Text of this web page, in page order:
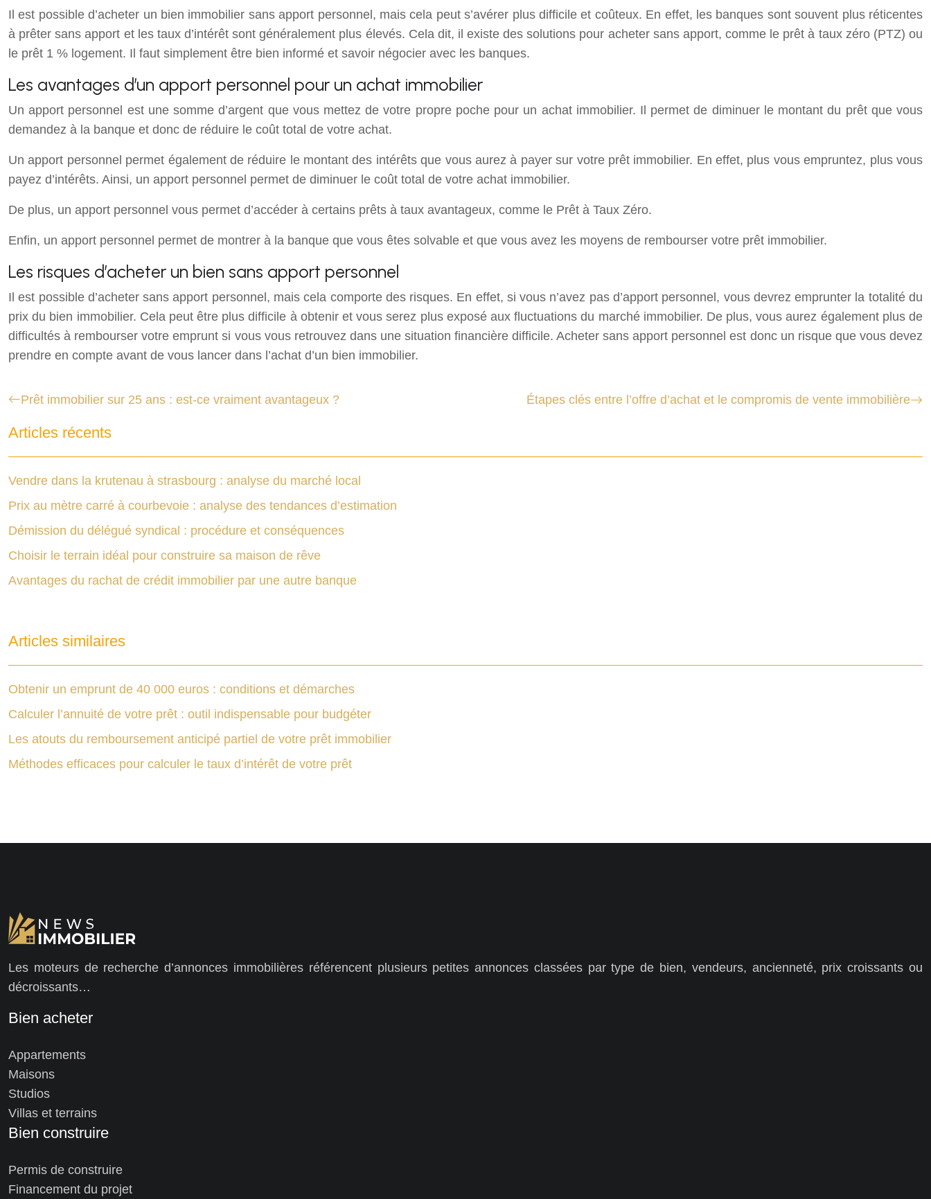
Il est possible d’acheter un bien immobilier sans apport personnel, mais cela peut s’avérer plus difficile et coûteux. En effet, les banques sont souvent plus réticentes
à prêter sans apport et les taux d’intérêt sont généralement plus élevés. Cela dit, il existe des solutions pour acheter sans apport, comme le prêt à taux zéro (PTZ) ou
le prêt 1 % logement. Il faut simplement être bien informé et savoir négocier avec les banques.
Les avantages d’un apport personnel pour un achat immobilier
Un apport personnel est une somme d’argent que vous mettez de votre propre poche pour un achat immobilier. Il permet de diminuer le montant du prêt que vous
demandez à la banque et donc de réduire le coût total de votre achat.
Un apport personnel permet également de réduire le montant des intérêts que vous aurez à payer sur votre prêt immobilier. En effet, plus vous empruntez, plus vous
payez d’intérêts. Ainsi, un apport personnel permet de diminuer le coût total de votre achat immobilier.
De plus, un apport personnel vous permet d’accéder à certains prêts à taux avantageux, comme le Prêt à Taux Zéro.
Enfin, un apport personnel permet de montrer à la banque que vous êtes solvable et que vous avez les moyens de rembourser votre prêt immobilier.
Les risques d’acheter un bien sans apport personnel
Il est possible d’acheter sans apport personnel, mais cela comporte des risques. En effet, si vous n’avez pas d’apport personnel, vous devrez emprunter la totalité du
prix du bien immobilier. Cela peut être plus difficile à obtenir et vous serez plus exposé aux fluctuations du marché immobilier. De plus, vous aurez également plus de
difficultés à rembourser votre emprunt si vous vous retrouvez dans une situation financière difficile. Acheter sans apport personnel est donc un risque que vous devez
prendre en compte avant de vous lancer dans l’achat d’un bien immobilier.
Prêt immobilier sur 25 ans : est-ce vraiment avantageux ? Étapes clés entre l’offre d’achat et le compromis de vente immobilière
Articles récents
Vendre dans la krutenau à strasbourg : analyse du marché local
Prix au mètre carré à courbevoie : analyse des tendances d’estimation
Démission du délégué syndical : procédure et conséquences
Choisir le terrain idéal pour construire sa maison de rêve
Avantages du rachat de crédit immobilier par une autre banque
Articles similaires
Obtenir un emprunt de 40 000 euros : conditions et démarches
Calculer l’annuité de votre prêt : outil indispensable pour budgéter
Les atouts du remboursement anticipé partiel de votre prêt immobilier
Méthodes efficaces pour calculer le taux d’intérêt de votre prêt
Les moteurs de recherche d’annonces immobilières référencent plusieurs petites annonces classées par type de bien, vendeurs, ancienneté, prix croissants ou
décroissants…
Bien acheter
Appartements
Maisons
Studios
Villas et terrains
Bien construire
Permis de construire
Financement du projet